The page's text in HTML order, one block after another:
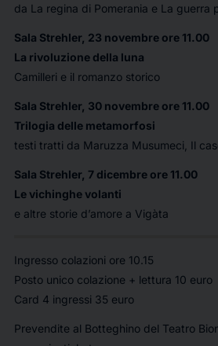
da La regina di Pomerania e La guerra
Sala Strehler, 23 novembre ore 11.00
La rivoluzione della luna
Camilleri e il romanzo storico
Sala Strehler, 30 novembre ore 11.00
Trilogia delle metamorfosi
testi tratti da Maruzza Musumeci Il
Sala Strehler, 7 dicembre ore 11.00
Le vichinghe volanti
e altre storie d’amore a Vigàta
Ingresso colazioni ore 10.15
Posto unico colazione + lettura 10 euro
Card 4 ingressi 35 euro
Prevendite al Botteghino del Teatro